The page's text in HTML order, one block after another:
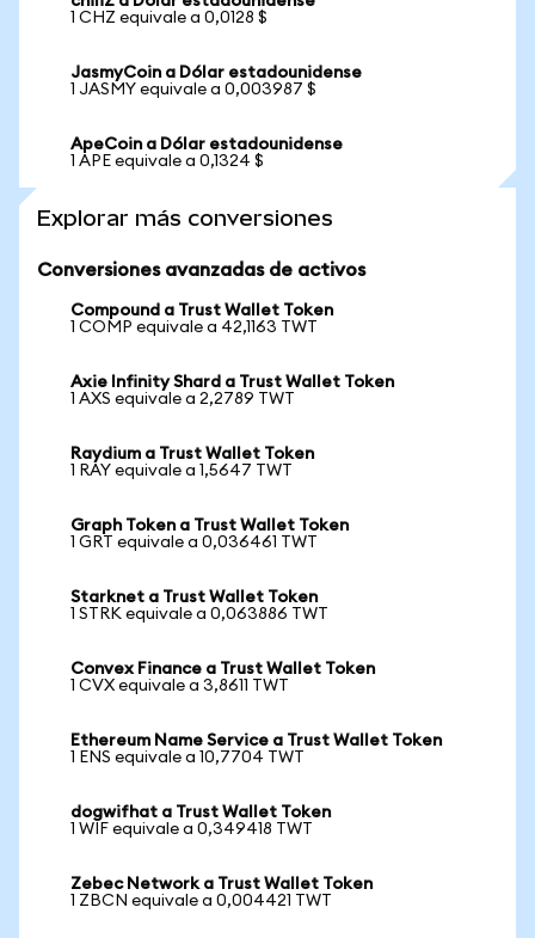
1 CHZ equivale a 0,0128 $
JasmyCoin a Dólar estadounidense
1 JASMY equivale a 0,003987 $
ApeCoin a Dólar estadounidense
1 APE equivale a 0,1324 $
Explorar más conversiones
Conversiones avanzadas de activos
Compound a Trust Wallet Token
1 COMP equivale a 42,1163 TWT
Axie Infinity Shard a Trust Wallet Token
1 AXS equivale a 2,2789 TWT
Raydium a Trust Wallet Token
1 RAY equivale a 1,5647 TWT
Graph Token a Trust Wallet Token
1 GRT equivale a 0,036461 TWT
Starknet a Trust Wallet Token
1 STRK equivale a 0,063886 TWT
Convex Finance a Trust Wallet Token
1 CVX equivale a 3,8611 TWT
Ethereum Name Service a Trust Wallet Token
1 ENS equivale a 10,7704 TWT
dogwifhat a Trust Wallet Token
1 WIF equivale a 0,349418 TWT
Zebec Network a Trust Wallet Token
1 ZBCN equivale a 0,004421 TWT